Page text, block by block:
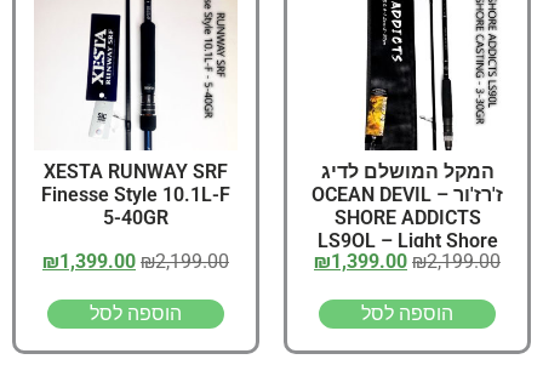
המקל המושלם לדיג
ז'רז'ור – OCEAN DEVIL
SHORE ADDICTS
LS9OL – Light Shore
Casting Rod 3-30GR
₪2,199.00
₪1,399.00
הוספה לסל
XESTA RUNWAY SRF
Finesse Style 10.1L-F
5-40GR
₪2,199.00
₪1,399.00
הוספה לסל